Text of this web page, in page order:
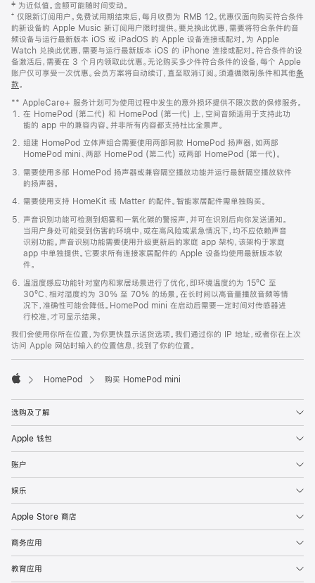
页
页
脚
注
‡ 为近似值。金额可能随时间变动。
⁺ 仅限新订阅用户。免费试用期结束后，每月收费为 RMB 12。优惠仅面向购买符合条件
的新设备的 Apple Music 新订阅用户限时提供。要兑换此优惠，需要将符合条件的音
频设备与运行最新版本 iOS 或 iPadOS 的 Apple 设备连接或配对。为 Apple
Watch 兑换此优惠，需要与运行最新版本 iOS 的 iPhone 连接或配对。符合条件的设
备激活后，需要在 3 个月内领取此优惠。无论购买多少件符合条件的设备，每个 Apple
账户仅可享受一次优惠。会员方案将自动续订，直至取消订阅。须遵循限制条件和其他条
款。
窗
口
中
打
开)
** AppleCare+ 服务计划可为使用过程中发生的意外损坏提供不限次数的保修服务。
在 HomePod (第二代) 和 HomePod (第一代) 上，空间音频适用于支持此功
能的 app 中的兼容内容。并非所有内容都支持杜比全景声。
组建 HomePod 立体声组合需要使用两部同款 HomePod 扬声器，如两部
HomePod mini、两部 HomePod (第二代) 或两部 HomePod (第一代)。
需要使用多部 HomePod 扬声器或兼容隔空播放功能并运行最新隔空播放软件
的扬声器。
需要使用支持 HomeKit 或 Matter 的配件。智能家居配件需单独购买。
声音识别功能可检测到烟雾和一氧化碳的警报声，并可在识别后向你发送通知。
当用户身处可能受到伤害的环境中，或在高风险或紧急情况下，均不应依赖声音
识别功能。声音识别功能需要使用升级更新后的家庭 app 架构，该架构于家庭
app 中单独提供。它要求所有连接家居配件的 Apple 设备均使用最新版本软
件。
温湿度感应功能针对室内和家居场景进行了优化，即环境温度约为 15ºC 至
30ºC、相对湿度约为 30% 至 70% 的场景。在长时间以高音量播放音频等情
况下，准确性可能会降低。HomePod mini 在启动后需要一定时间对传感器进
行校准，才可显示结果。
我们会使用你所在位置，为你更快显示送货选项。我们通过你的 IP 地址，或者你在上次
访问 Apple 网站时输入的位置信息，找到了你的位置。
HomePod 购买 HomePod mini
选购及了解
Apple 钱包
账户
娱乐
Apple Store 商店
商务应用
教育应用